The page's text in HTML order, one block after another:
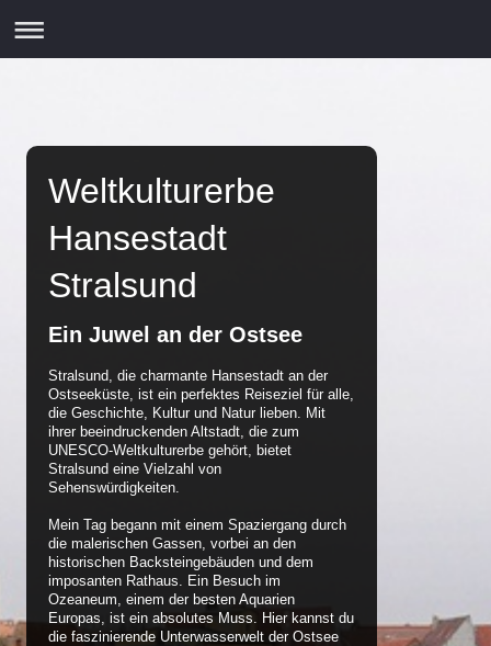
Weltkulturerbe
Hansestadt
Stralsund
Ein Juwel an der Ostsee
Stralsund, die charmante Hansestadt an der
Ostseeküste, ist ein perfektes Reiseziel für alle,
die Geschichte, Kultur und Natur lieben. Mit
ihrer beeindruckenden Altstadt, die zum
UNESCO-Weltkulturerbe gehört, bietet
Stralsund eine Vielzahl von
Sehenswürdigkeiten.
Mein Tag begann mit einem Spaziergang durch
die malerischen Gassen, vorbei an den
historischen Backsteingebäuden und dem
imposanten Rathaus. Ein Besuch im
Ozeaneum, einem der besten Aquarien
Europas, ist ein absolutes Muss. Hier kannst du
die faszinierende Unterwasserwelt der Ostsee